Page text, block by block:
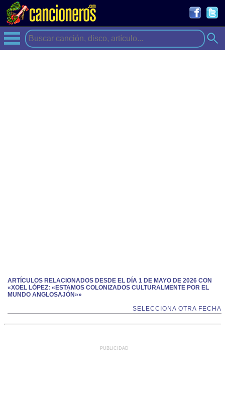
ARTÍCULOS RELACIONADOS DESDE EL DÍA 1 DE MAYO DE 2026 CON
«XOEL LÓPEZ: «ESTAMOS COLONIZADOS CULTURALMENTE POR EL
MUNDO ANGLOSAJÓN»»
SELECCIONA OTRA FECHA
PUBLICIDAD